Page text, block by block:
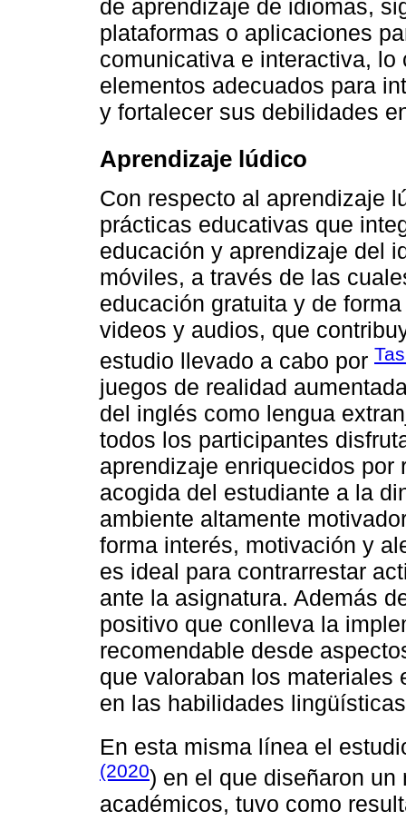
de aprendizaje de idiomas,
plataformas o aplicaciones
comunicativa e interactiva,
elementos adecuados para
y fortalecer sus debilidades
Aprendizaje lúdico
Con respecto al aprendizaje
prácticas educativas que
educación y aprendizaje del
móviles, a través de las
educación gratuita y de
videos y audios, que
estudio llevado a cabo por
juegos de realidad
del inglés como lengua
todos los participantes
aprendizaje enriquecidos
acogida del estudiante a la
ambiente altamente
forma interés, motivación y
es ideal para contrarrestar
ante la asignatura. Además
positivo que conlleva la
recomendable desde
que valoraban los materiales
en las habilidades
En esta misma línea el
(2020) en el que diseñaron
académicos, tuvo como